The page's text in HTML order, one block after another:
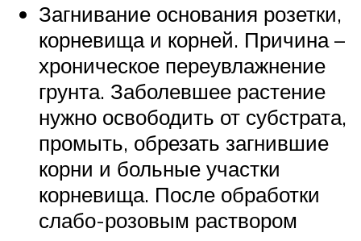
Загнивание основания розетки,
корневища и корней. Причина –
хроническое переувлажнение
грунта. Заболевшее растение
нужно освободить от субстрата,
промыть, обрезать загнившие
корни и больные участки
корневища. После обработки
слабо-розовым раствором